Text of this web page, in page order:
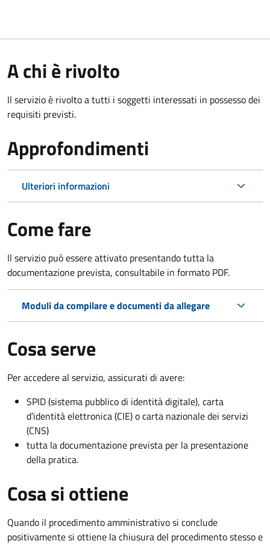
A chi è rivolto
Il servizio è rivolto a tutti i soggetti interessati in possesso dei
requisiti previsti.
Approfondimenti
Ulteriori informazioni
Come fare
Il servizio può essere attivato presentando tutta la
documentazione prevista, consultabile in formato PDF.
Moduli da compilare e documenti da allegare
Cosa serve
Per accedere al servizio, assicurati di avere:
SPID (sistema pubblico di identità digitale), carta
d’identità elettronica (CIE) o carta nazionale dei servizi
(CNS)
tutta la documentazione prevista per la presentazione
della pratica.
Cosa si ottiene
Quando il procedimento amministrativo si conclude
positivamente si ottiene la chiusura del procedimento stesso e